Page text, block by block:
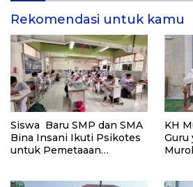
Rekomendasi untuk kamu
Siswa Baru SMP dan SMA
Bina Insani Ikuti Psikotes
untuk Pemetaaan
KH
Guru